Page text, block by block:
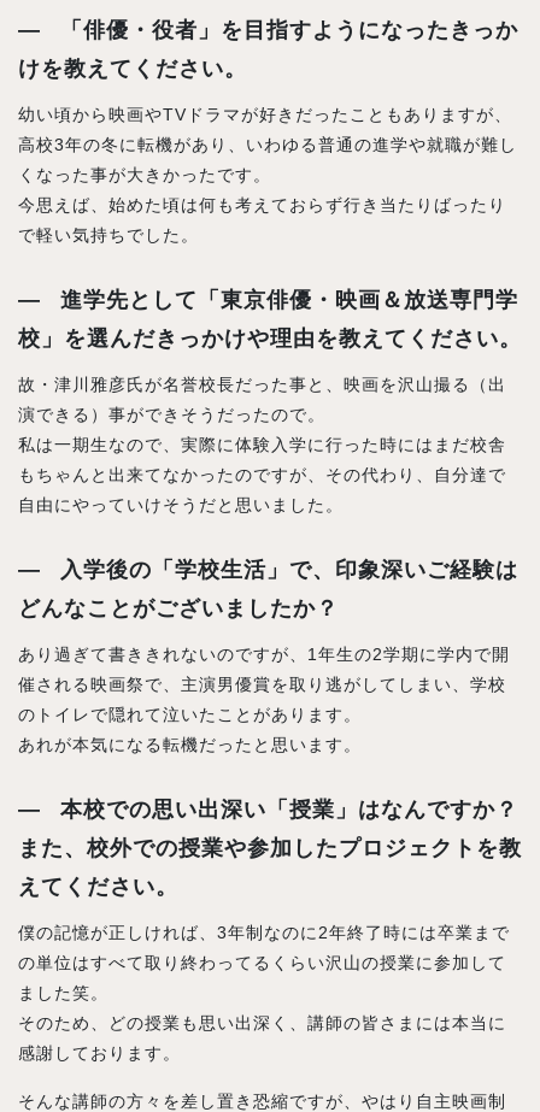
「俳優・役者」を目指すようになったきっか
けを教えてください。
幼い頃から映画やTVドラマが好きだったこともありますが、
高校3年の冬に転機があり、いわゆる普通の進学や就職が難し
くなった事が大きかったです。
今思えば、始めた頃は何も考えておらず行き当たりばったり
で軽い気持ちでした。
進学先として「東京俳優・映画＆放送専門学
校」を選んだきっかけや理由を教えてください。
故・津川雅彦氏が名誉校長だった事と、映画を沢山撮る（出
演できる）事ができそうだったので。
私は一期生なので、実際に体験入学に行った時にはまだ校舎
もちゃんと出来てなかったのですが、その代わり、自分達で
自由にやっていけそうだと思いました。
入学後の「学校生活」で、印象深いご経験は
どんなことがございましたか？
あり過ぎて書ききれないのですが、1年生の2学期に学内で開
催される映画祭で、主演男優賞を取り逃がしてしまい、学校
のトイレで隠れて泣いたことがあります。
あれが本気になる転機だったと思います。
本校での思い出深い「授業」はなんですか？
また、校外での授業や参加したプロジェクトを教
えてください。
僕の記憶が正しければ、3年制なのに2年終了時には卒業まで
の単位はすべて取り終わってるくらい沢山の授業に参加して
ました笑。
そのため、どの授業も思い出深く、講師の皆さまには本当に
感謝しております。
そんな講師の方々を差し置き恐縮ですが、やはり自主映画制